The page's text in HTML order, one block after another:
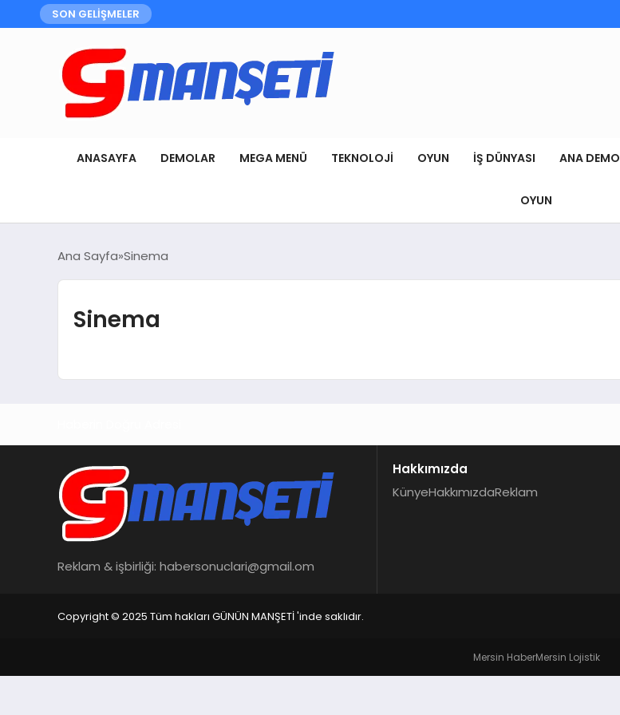
SON GELİŞMELER
ANASAYFA DEMOLAR MEGA MENÜ TEKNOLOJI OYUN İŞ DÜNYASI ANA DEMO
OYUN
Ana Sayfa Sinema
Sinema
Reklam & işbirliği: habersonuclari@gmail.om
Hakkımızda
KünyeHakkımızdaReklam
Copyright © 2025 Tüm hakları GÜNÜN MANŞETİ 'inde saklıdır.
Mersin HaberMersin Lojistik